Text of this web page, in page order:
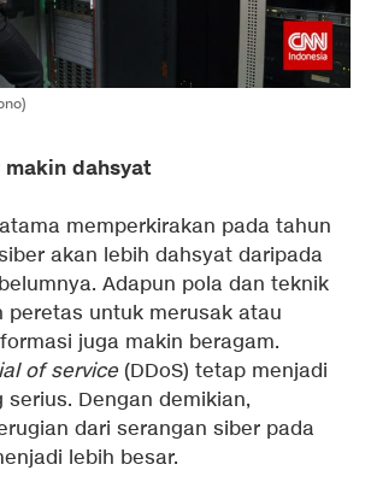
makin dahsyat
memperkirakan pada tahun
akan lebih dahsyat daripada
Adapun pola dan teknik
peretas untuk merusak atau
juga makin beragam.
of service (DDoS) tetap menjadi
Dengan demikian,
dari serangan siber pada
lebih besar.